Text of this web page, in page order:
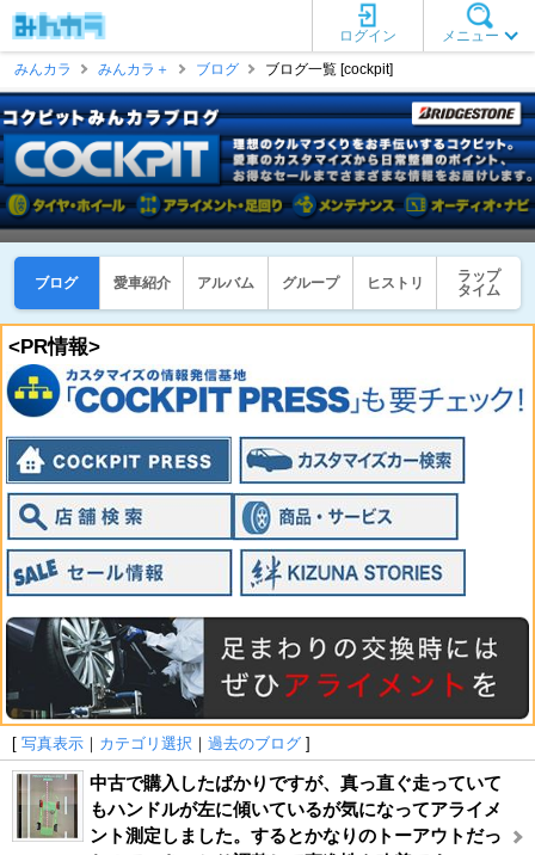
メニュー
ログイン
みんカラ
みんカラ＋ ブログ ブログ一覧 [cockpit]
ブログ 愛車紹介 アルバム グループ ヒストリ
ラップ
タイム
<PR情報>
[ 写真表示 ｜ カテゴリ選択 ｜ 過去のブログ ]
中古で購入したばかりですが、真っ直ぐ走っていて
もハンドルが左に傾いているが気になってアライメ
ント測定しました。するとかなりのトーアウトだっ